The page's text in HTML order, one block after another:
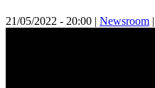
21/05/2022 - 20:00 | Newsroom